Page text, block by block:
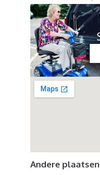
Andere plaatsen